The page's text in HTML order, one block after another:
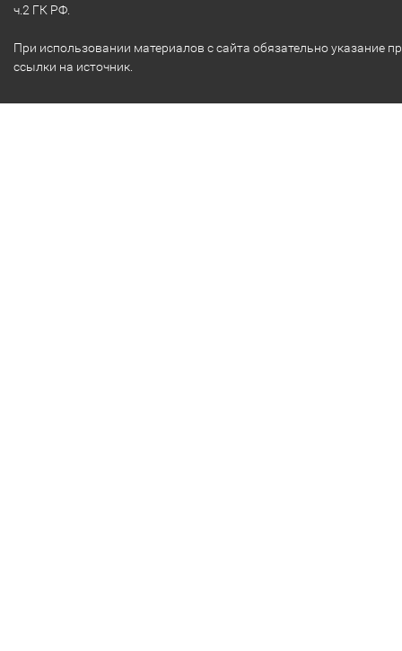
ч.2 ГК РФ.
При использовании материалов с сайта обязательно указание
ссылки на источник.